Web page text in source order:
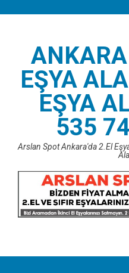
EŞYA
EŞYA
535
Arslan Spot Ankara'da 2.El